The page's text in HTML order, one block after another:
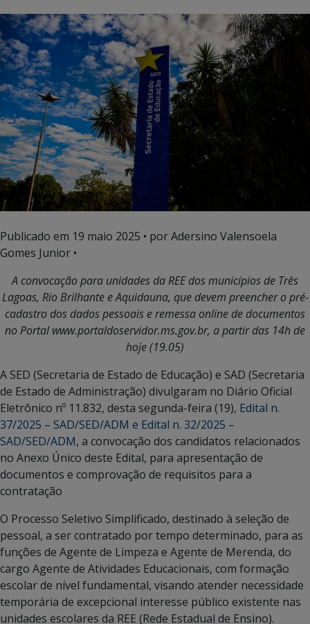
Publicado em 19 maio 2025 • por Adersino Valensoela
Gomes Junior •
A convocação para unidades da REE dos municípios de Três
Lagoas, Rio Brilhante e Aquidauna, que devem preencher o pré-
cadastro dos dados pessoais e remessa online de documentos
no Portal www.portaldoservidor.ms.gov.br, a partir das 14h de
hoje (19.05)
A SED (Secretaria de Estado de Educação) e SAD (Secretaria
de Estado de Administração) divulgaram no Diário Oficial
Eletrônico nº 11.832, desta segunda-feira (19), Edital n.
37/2025 – SAD/SED/ADM e Edital n. 32/2025 –
SAD/SED/ADM, a convocação dos candidatos relacionados
no Anexo Único deste Edital, para apresentação de
documentos e comprovação de requisitos para a
contratação
O Processo Seletivo Simplificado, destinado à seleção de
pessoal, a ser contratado por tempo determinado, para as
funções de Agente de Limpeza e Agente de Merenda, do
cargo Agente de Atividades Educacionais, com formação
escolar de nível fundamental, visando atender necessidade
temporária de excepcional interesse público existente nas
unidades escolares da REE (Rede Estadual de Ensino).